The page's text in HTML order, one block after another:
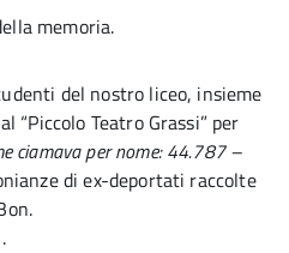
memoria.
del nostro liceo, insieme
“Piccolo Teatro Grassi” per
ciamava per nome: 44.787 –
di ex-deportati raccolte